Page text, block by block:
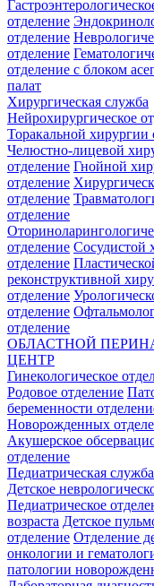
отделение
отделение
отделение
отделение c блоком
палат
Хирургическая служба
Нейрохирургическое
Торакальной хирургии
Челюстно-лицевой
отделение Гнойной
отделение
отделение
отделение
отделение Сосудистой
отделение
реконструктивной
отделение
отделение
отделение
ОБЛАСТНОЙ
ЦЕНТР
Гинекологическое
Родовое отделение
беременности
Новорожденных
Акушерское
отделение
Педиатрическая служба
Детское
Педиатрическое
возраста Детское
отделение Отделение
онкологии и
патологии